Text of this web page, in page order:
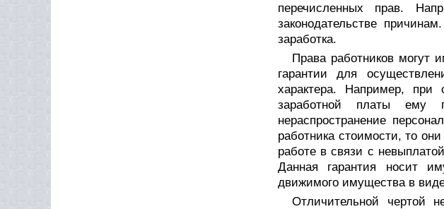
перечисленных прав.
законодательстве
заработка.
Права работников могут
гарантии для
характера. Например, при
заработной платы ему
нераспространение
работника стоимости, то
работе в связи с
Данная гарантия носит
движимого имущества в
Отличительной чертой